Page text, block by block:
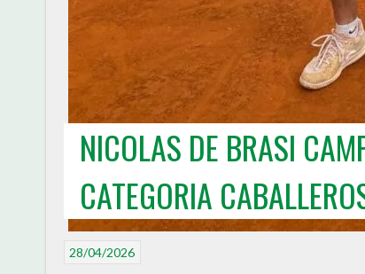
NICOLAS DE BRASI
CATEGORIA
28/04/2026